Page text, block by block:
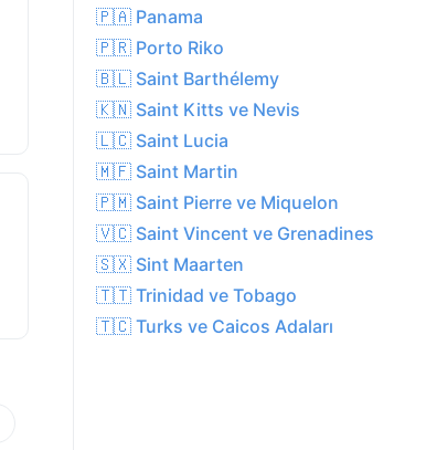
🇵🇦 Panama
🇵🇷 Porto Riko
🇧🇱 Saint Barthélemy
🇰🇳 Saint Kitts ve Nevis
🇱🇨 Saint Lucia
🇲🇫 Saint Martin
🇵🇲 Saint Pierre ve Miquelon
🇻🇨 Saint Vincent ve Grenadines
🇸🇽 Sint Maarten
🇹🇹 Trinidad ve Tobago
🇹🇨 Turks ve Caicos Adaları